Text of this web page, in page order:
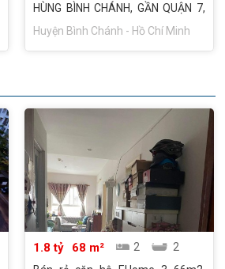
HÙNG BÌNH CHÁNH, GẦN QUẬN 7,
CÓ SỔ HỒNG RIÊNG. LH:
0907404455
Huyện Bình Chánh - Hồ Chí Minh
1.8 tỷ 68 m² 2
2